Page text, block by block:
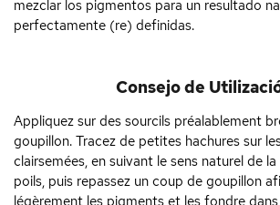
mezclar los pigmentos para un resultado
perfectamente (re) definidas.
Consejo de
Appliquez sur des sourcils préalablement
goupillon. Tracez de petites hachures sur
clairsemées, en suivant le sens naturel de
poils, puis repassez un coup de goupillon
légèrement les pigments et les fondre